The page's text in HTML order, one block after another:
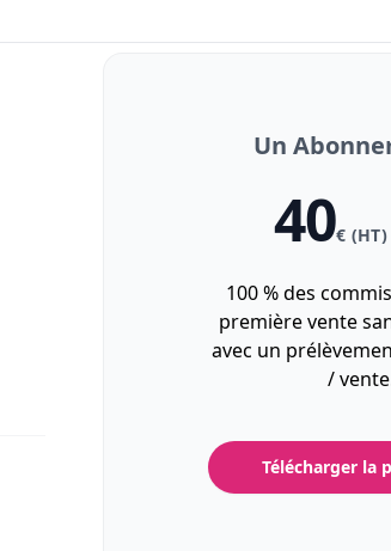
Un
40€
100 % des
première vente
avec un
/
Télécharger la